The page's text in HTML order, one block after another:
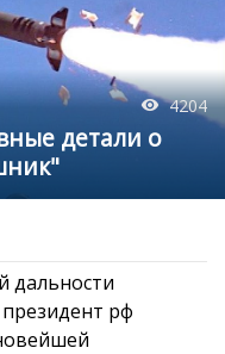
4204
детали о
дальности
рф